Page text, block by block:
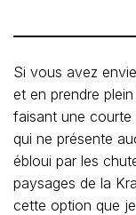
Si vous avez
et en prendre
faisant une
qui ne présente
ébloui par les
paysages de la
cette option que